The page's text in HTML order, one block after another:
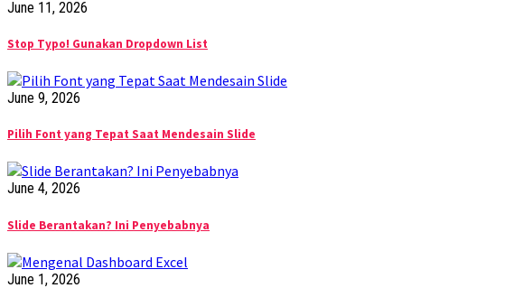
June 11, 2026
Stop Typo! Gunakan Dropdown List
June 9, 2026
Pilih Font yang Tepat Saat Mendesain Slide
June 4, 2026
Slide Berantakan? Ini Penyebabnya
June 1, 2026